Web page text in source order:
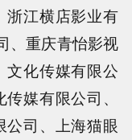
浙江横店影业有
、重庆青怡影视
文化传媒有限公
媒有限公司、
公司、上海猫眼